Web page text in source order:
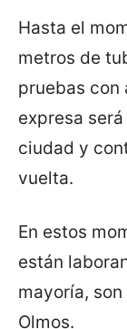
Hasta el
metros de
pruebas con
expresa
ciudad y
vuelta.
En estos
están
mayoría,
Olmos.